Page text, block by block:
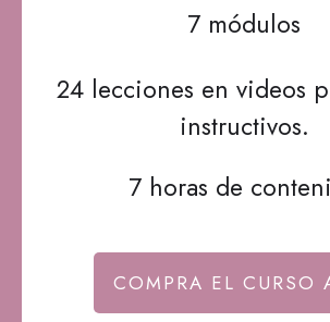
7 módulos
24 lecciones en videos
instructivos.
7 horas de
COMPRA EL CURSO